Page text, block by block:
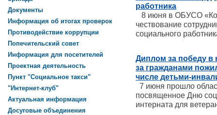
работника
8 июня в ОБУСО
чествование
социального
Диплом за победу в
за гражданами
числе детьми-
7 июня прошло
посвященное Дню
интерната для
Документы
Информация об итогах проверок
Противодействие коррупции
Попечительский совет
Информация для посетителей
Проектная деятельность
Пункт "Социальное такси"
"Интернет-клуб"
Актуальная информация
Досуговые объединения